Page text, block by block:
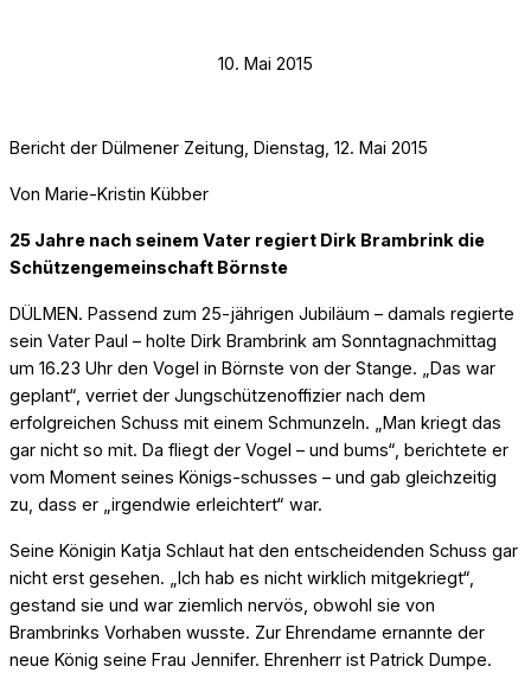
10. Mai 2015
Bericht der Dülmener Zeitung, Dienstag, 12. Mai 2015
Von Marie-Kristin Kübber
25 Jahre nach seinem Vater regiert Dirk Brambrink die
Schützengemeinschaft Börnste
DÜLMEN. Passend zum 25-jährigen Jubiläum – damals regierte
sein Vater Paul – holte Dirk Brambrink am Sonntagnachmittag
um 16.23 Uhr den Vogel in Börnste von der Stange. „Das war
geplant“, verriet der Jungschützenoffizier nach dem
erfolgreichen Schuss mit einem Schmunzeln. „Man kriegt das
gar nicht so mit. Da fliegt der Vogel – und bums“, berichtete er
vom Moment seines Königs-schusses – und gab gleichzeitig
zu, dass er „irgendwie erleichtert“ war.
Seine Königin Katja Schlaut hat den entscheidenden Schuss gar
nicht erst gesehen. „Ich hab es nicht wirklich mitgekriegt“,
gestand sie und war ziemlich nervös, obwohl sie von
Brambrinks Vorhaben wusste. Zur Ehrendame ernannte der
neue König seine Frau Jennifer. Ehrenherr ist Patrick Dumpe.